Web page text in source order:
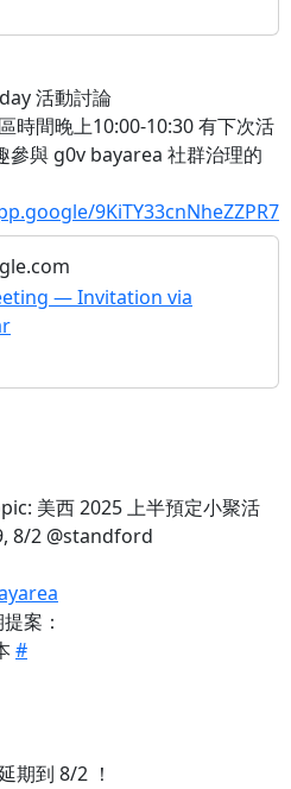
活動討論
時間晚上10:00-10:30 有下次活
參與 g0v bayarea 社群治理的
9KiTY33cnNheZZPR7
— Invitation via
美西 2025 上半預定小聚活
8/2 @standford
案：
#
期到 8/2 ！